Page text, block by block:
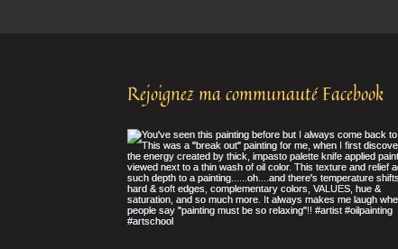
Rejoignez ma communauté Facebook